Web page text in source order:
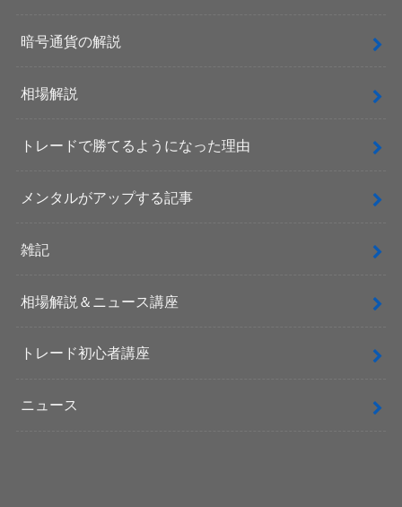
暗号通貨の解説
相場解説
トレードで勝てるようになった理由
メンタルがアップする記事
雑記
相場解説＆ニュース講座
トレード初心者講座
ニュース